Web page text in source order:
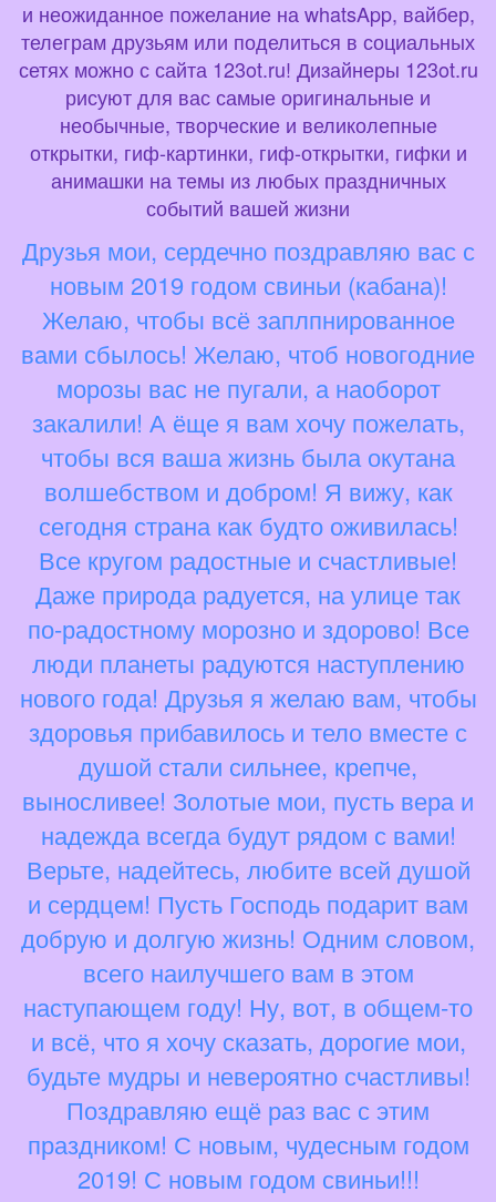
и неожиданное пожелание на whatsApp, вайбер,
телеграм друзьям или поделиться в социальных
сетях можно с сайта 123ot.ru! Дизайнеры 123ot.ru
рисуют для вас самые оригинальные и
необычные, творческие и великолепные
открытки, гиф-картинки, гиф-открытки, гифки и
анимашки на темы из любых праздничных
событий вашей жизни
Друзья мои, сердечно поздравляю вас с
новым 2019 годом свиньи (кабана)!
Желаю, чтобы всё заплпнированное
вами сбылось! Желаю, чтоб новогодние
морозы вас не пугали, а наоборот
закалили! А ёще я вам хочу пожелать,
чтобы вся ваша жизнь была окутана
волшебством и добром! Я вижу, как
сегодня страна как будто оживилась!
Все кругом радостные и счастливые!
Даже природа радуется, на улице так
по-радостному морозно и здорово! Все
люди планеты радуются наступлению
нового года! Друзья я желаю вам, чтобы
здоровья прибавилось и тело вместе с
душой стали сильнее, крепче,
выносливее! Золотые мои, пусть вера и
надежда всегда будут рядом с вами!
Верьте, надейтесь, любите всей душой
и сердцем! Пусть Господь подарит вам
добрую и долгую жизнь! Одним словом,
всего наилучшего вам в этом
наступающем году! Ну, вот, в общем-то
и всё, что я хочу сказать, дорогие мои,
будьте мудры и невероятно счастливы!
Поздравляю ещё раз вас с этим
праздником! С новым, чудесным годом
2019! С новым годом свиньи!!!